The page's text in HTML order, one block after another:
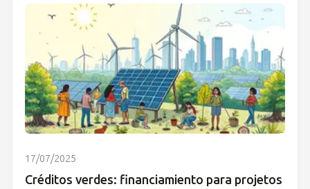
17/07/2025
Créditos verdes: financiamiento para projetos